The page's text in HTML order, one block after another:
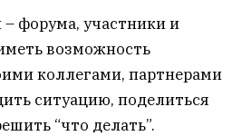
форума, участники и
возможность
коллегами, партнерами
ситуацию, поделиться
“что делать”.